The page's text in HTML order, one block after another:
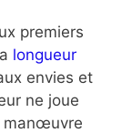
premiers
longueur
envies et
ne joue
manœuvre